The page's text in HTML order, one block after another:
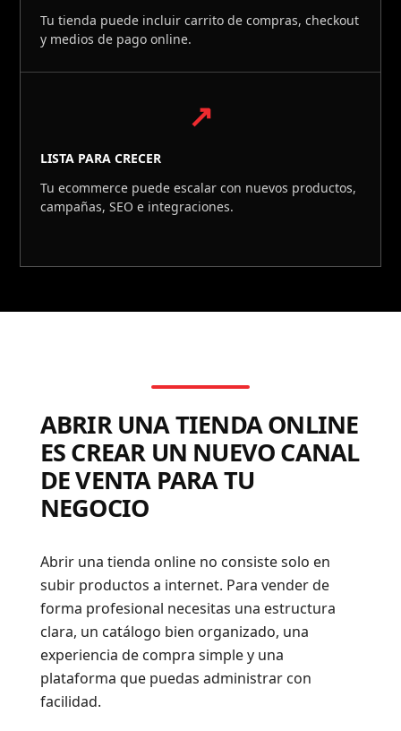
Tu tienda puede incluir carrito de compras, checkout
y medios de pago online.
↗
LISTA PARA CRECER
Tu ecommerce puede escalar con nuevos productos,
campañas, SEO e integraciones.
ABRIR UNA TIENDA ONLINE
ES CREAR UN NUEVO CANAL
DE VENTA PARA TU
NEGOCIO
Abrir una tienda online no consiste solo en
subir productos a internet. Para vender de
forma profesional necesitas una estructura
clara, un catálogo bien organizado, una
experiencia de compra simple y una
plataforma que puedas administrar con
facilidad.